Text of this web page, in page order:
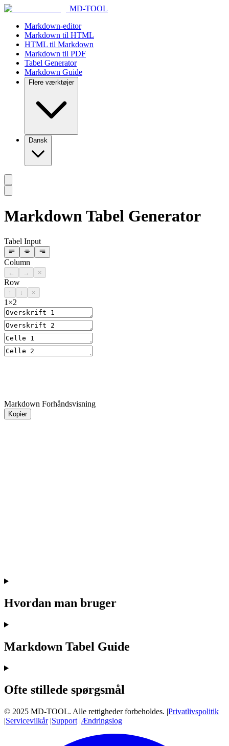
MD-TOOL
Markdown-editor
Markdown til HTML
HTML til Markdown
Markdown til PDF
Tabel Generator
Markdown Guide
Flere værktøjer
Dansk
Markdown Tabel Generator
Tabel Input
Column
← → ×
Row
↑ ↓ ×
1 ×2
Markdown Forhåndsvisning
Kopier
Hvordan man bruger
Markdown Tabel Guide
Ofte stillede spørgsmål
© 2025 MD-TOOL. Alle rettigheder forbeholdes. |Privatlivspolitik
|Servicevilkår|Support |Ændringslog